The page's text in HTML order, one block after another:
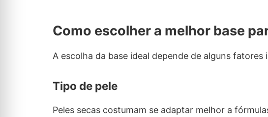
Como escolher a melhor base
A escolha da base ideal depende de alguns fatores
Tipo de pele
Peles secas costumam se adaptar melhor a